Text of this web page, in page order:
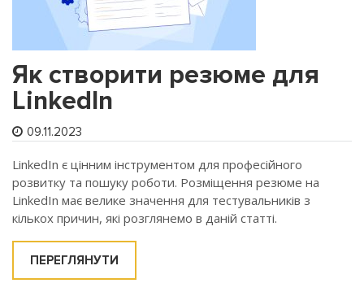
Як створити резюме для
LinkedIn
09.11.2023
LinkedIn є цінним інструментом для професійного
розвитку та пошуку роботи. Розміщення резюме на
LinkedIn має велике значення для тестувальників з
кількох причин, які розглянемо в даній статті.
ПЕРЕГЛЯНУТИ